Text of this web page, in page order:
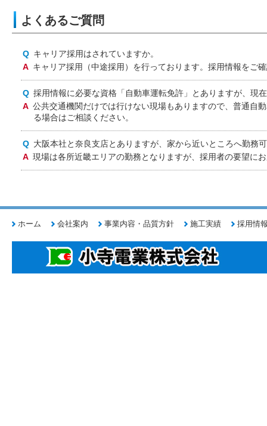
よくあるご質問
キャリア採用はされていますか。
キャリア採用（中途採用）を行っております。採用情報をご
採用情報に必要な資格「自動車運転免許」とありますが、現
公共交通機関だけでは行けない現場もありますので、普通自
る場合はご相談ください。
大阪本社と奈良支店とありますが、家から近いところへ勤務
現場は各所近畿エリアの勤務となりますが、採用者の要望に
ホーム 会社案内 事業内容・品質方針 施工実績 採用情